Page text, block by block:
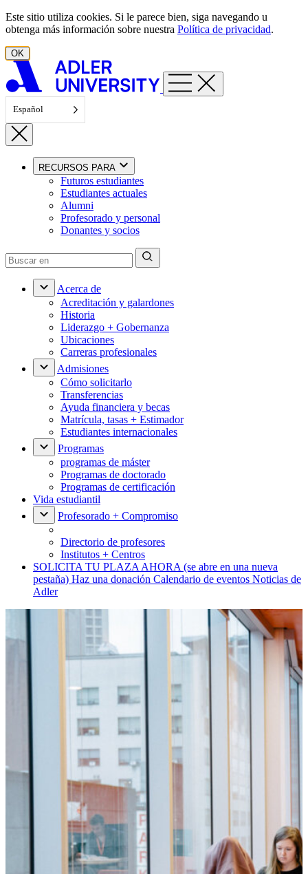
Ir al contenido
Este sitio utiliza cookies. Si le parece bien, siga navegando u
obtenga más información sobre nuestra Política de privacidad.
OK
Español
RECURSOS PARA
Futuros estudiantes
Estudiantes actuales
Alumni
Profesorado y personal
Donantes y socios
Acerca de
Acreditación y galardones
Historia
Liderazgo + Gobernanza
Ubicaciones
Carreras profesionales
Admisiones
Cómo solicitarlo
Transferencias
Ayuda financiera y becas
Matrícula, tasas + Estimador
Estudiantes internacionales
Programas
programas de máster
Programas de doctorado
Programas de certificación
Vida estudiantil
Profesorado + Compromiso
Directorio de profesores
Institutos + Centros
SOLICITA TU PLAZA AHORA (se abre en una nueva
pestaña) Haz una donación Calendario de eventos Noticias de
Adler